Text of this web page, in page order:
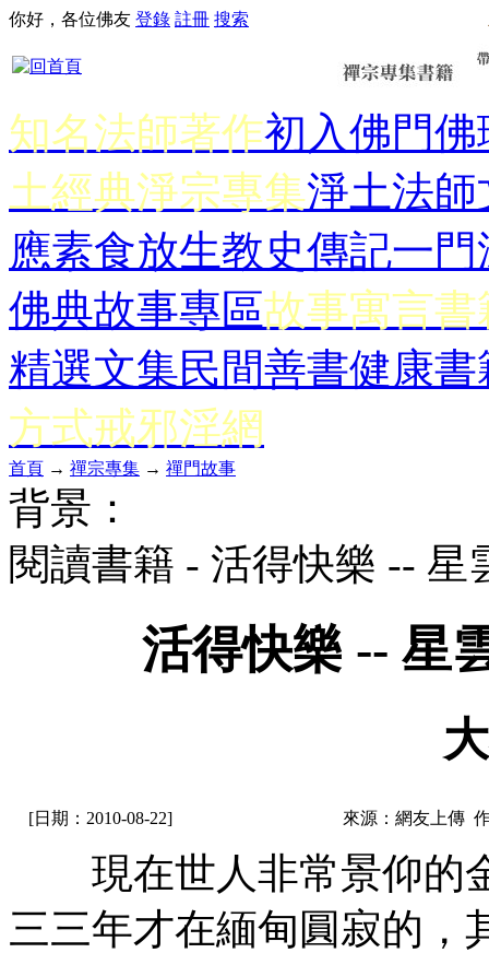
你好，各位佛友 登錄 註冊 搜索
知名法師著作初入佛門佛
土經典淨宗專集淨土法師
應素食放生教史傳記一門
佛典故事專區故事寓言書
精選文集民間善書健康書
方式戒邪淫網
首頁 → 禪宗專集 → 禪門故事
背景：
閱讀書籍 - 活得快樂 --
活得快樂 -- 星
[日期：2010-08-22] 來源：網友上傳
現在世人非常景仰的
三三年才在緬甸圓寂的，